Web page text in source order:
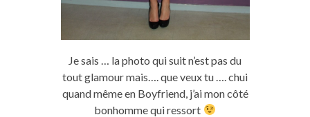
Je sais … la photo qui suit n’est pas du
tout glamour mais…. que veux tu …. chui
quand même en Boyfriend, j’ai mon côté
bonhomme qui ressort